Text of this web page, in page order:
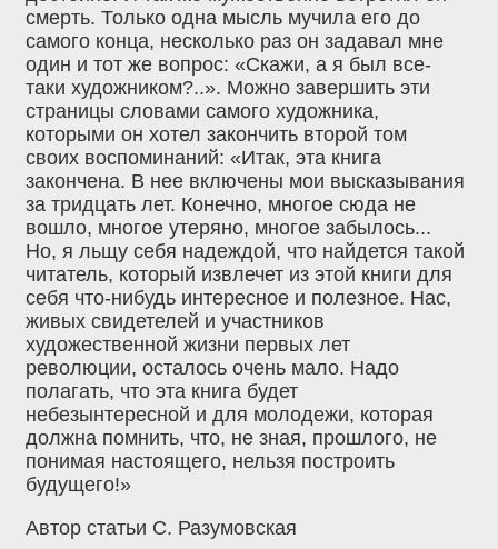
смерть. Только одна мысль мучила его до
самого конца, несколько раз он задавал мне
один и тот же вопрос: «Скажи, а я был все-
таки художником?..». Можно завершить эти
страницы словами самого художника,
которыми он хотел закончить второй том
своих воспоминаний: «Итак, эта книга
закончена. В нее включены мои высказывания
за тридцать лет. Конечно, многое сюда не
вошло, многое утеряно, многое забылось...
Но, я льщу себя надеждой, что найдется такой
читатель, который извлечет из этой книги для
себя что-нибудь интересное и полезное. Нас,
живых свидетелей и участников
художественной жизни первых лет
революции, осталось очень мало. Надо
полагать, что эта книга будет
небезынтересной и для молодежи, которая
должна помнить, что, не зная, прошлого, не
понимая настоящего, нельзя построить
будущего!»
Автор статьи С. Разумовская